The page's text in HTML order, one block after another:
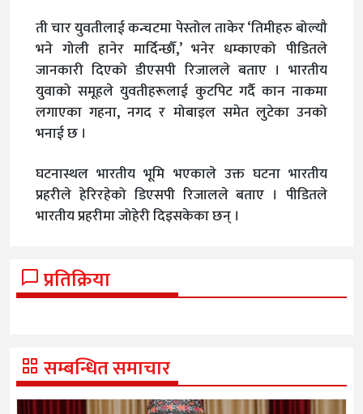
ती चार युवतीलाई कन्चटमा पेस्तोल ताकेर ‘तिमीहरु बोल्यौ
भने गोली हानेर मार्दिन्छौँ,’ भनेर धम्काएको पीडितले
जानकारी दिएको डीएसपी रिजालले बताए । भारतीय
युवाको समूहले युवतीहरूलाई कुटपिट गर्दै कान नाकमा
लगाएका गहना, नगद र मोबाइल समेत लुटेका उनको
भनाई छ ।
घटनास्थल भारतीय भूमि भएकाले उक्त घटना भारतीय
प्रहरीले हेरिरहेको डिएसपी रिजालले बताए । पीडितले
भारतीय प्रहरीमा जोहेरी दिइसकेका छन् ।
प्रतिक्रिया
सम्बन्धित समाचार